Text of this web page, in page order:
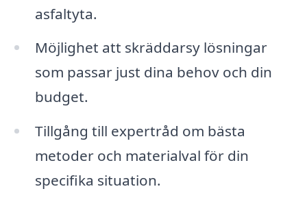
asfaltyta.
Möjlighet att skräddarsy lösningar
som passar just dina behov och din
budget.
Tillgång till expertråd om bästa
metoder och materialval för din
specifika situation.